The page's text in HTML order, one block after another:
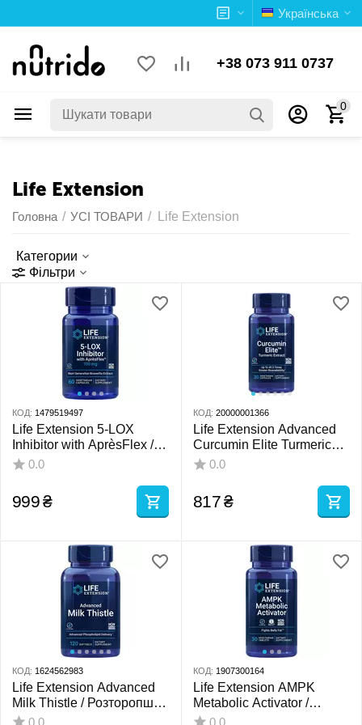
Українська
+38 073 911 0737
0
Life Extension
Головна / УСІ ТОВАРИ / Life Extension
Категории
Фільтри
КОД: 1479519497
Life Extension 5-LOX
Inhibitor with AprèsFlex /
Босвелія 5-LOX блокатор
0.0
999₴
КОД: 20000001366
Life Extension Advanced
Curcumin Elite Turmeric
Extract / Біодоступний
0.0
817₴
КОД: 1624562983
Life Extension Advanced
Milk Thistle / Розторопша
для здоров'я печінки 120
0.0
КОД: 1907300164
Life Extension AMPK
Metabolic Activator /
Активатор метаболізму
0.0